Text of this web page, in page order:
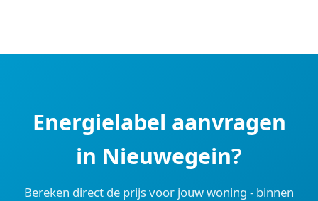
Energielabel aanvragen
in Nieuwegein?
Bereken direct de prijs voor jouw woning - binnen